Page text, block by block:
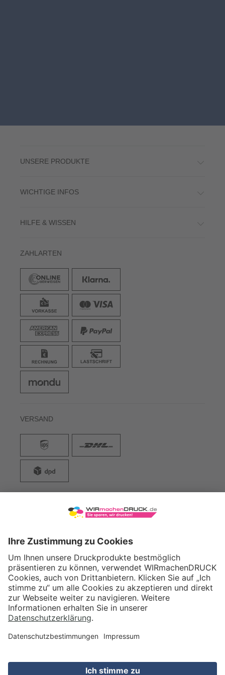
UNSERE PRODUKTE
WICHTIGE INFOS
HILFE & WISSEN
ZAHLARTEN
VERSAND
WIRmachenDRUCK GmbH
71522 Backnang
Tel.: +49 (0) 711 995 982 - 20
Fax: +49 (0) 711 995 982 - 21
SOCIAL MEDIA